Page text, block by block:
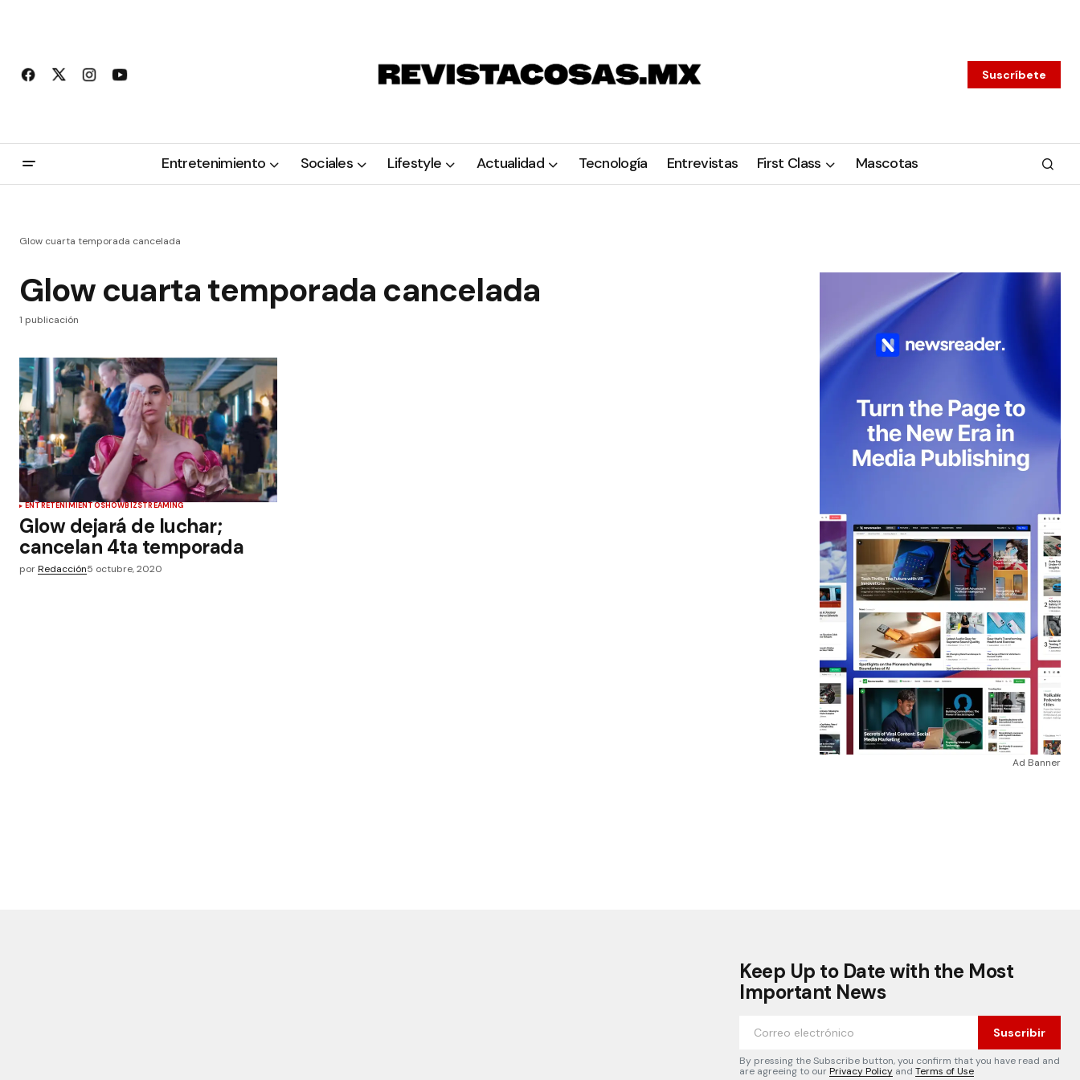
Suscríbete
Entretenimiento Sociales Lifestyle Actualidad Tecnología Entrevistas First Class Mascotas
Glow cuarta temporada cancelada
Glow cuarta temporada cancelada
1 publicación
ENTRETENIMIENTOSHOWBIZSTREAMING
Glow dejará de luchar;
cancelan 4ta temporada
porRedacción5 octubre, 2020
Ad Banner
Keep Up to Date with the Most
Important News
Suscribir
By pressing the Subscribe button, you confirm that you have read and
are agreeing to ourPrivacy Policy and Terms of Use